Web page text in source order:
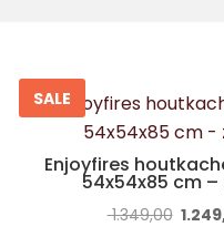
SALE
Enjoyfires
54x54x85 cm –
1.349,00